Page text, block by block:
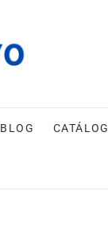
BLOG